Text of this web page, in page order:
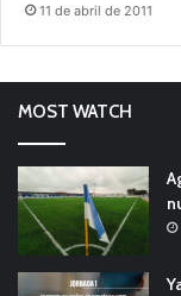
11 de abril de 2011
MOST WATCH